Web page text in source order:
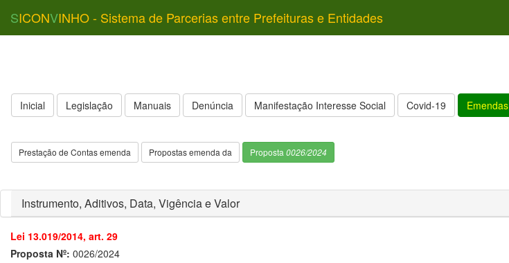
SICONVINHO - Sistema de Parcerias entre Prefeituras e Entidades
Inicial Legislação Manuais Denúncia Manifestação Interesse Social Covid-19
Prestação de Contas emenda Propostas emenda da Proposta 0026/2024
Instrumento, Aditivos, Data, Vigência e Valor
Lei 13.019/2014, art. 29
Proposta Nº: 0026/2024